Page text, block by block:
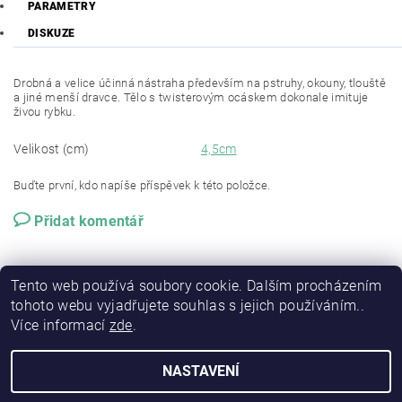
PARAMETRY
DISKUZE
Drobná a velice účinná nástraha především na pstruhy, okouny, tlouště
a jiné menší dravce. Tělo s twisterovým ocáskem dokonale imituje
živou rybku.
Velikost (cm) 4,5cm
Buďte první, kdo napíše příspěvek k této položce.
Přidat komentář
2026 © RSP-FISHING, všechna práva vyhrazena
Tento web používá soubory cookie. Dalším procházením
tohoto webu vyjadřujete souhlas s jejich používáním..
Více informací zde.
NASTAVENÍ